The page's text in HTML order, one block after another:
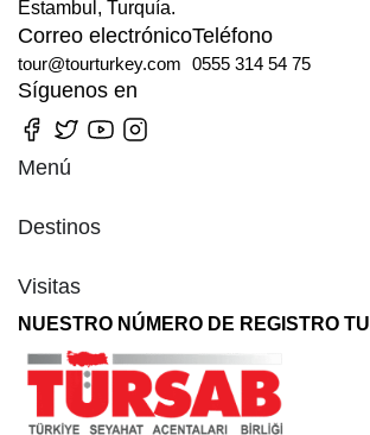
Estambul, Turquía.
Correo electrónico
tour@tourturkey.com
Teléfono
0555 314 54 75
Síguenos en
Menú
Destinos
Visitas
NUESTRO NÚMERO DE REGISTRO